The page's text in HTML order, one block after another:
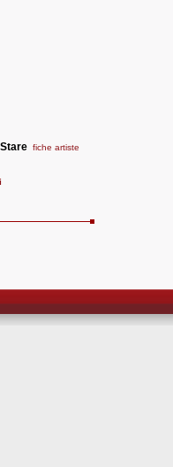
fiche artiste